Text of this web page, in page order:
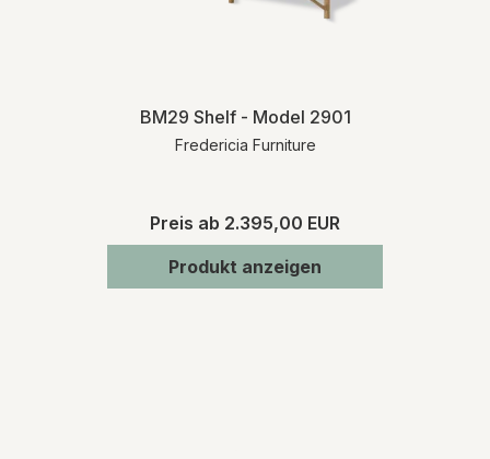
BM29 Shelf - Model 2901
Fredericia Furniture
Preis ab 2.395,00 EUR
Produkt anzeigen